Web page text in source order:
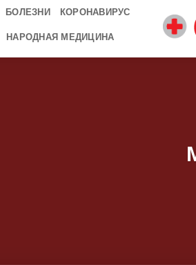
БОЛЕЗНИ КОРОНАВИРУС
НАРОДНАЯ МЕДИЦИНА